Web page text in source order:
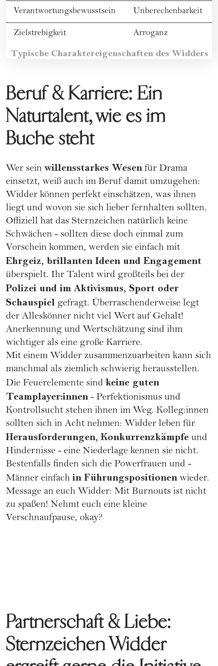
Verantwortungsbewusstsein Unberechenbarkeit
Zielstrebigkeit Arroganz
Typische Charaktereigenschaften des Widders
Beruf & Karriere: Ein
Naturtalent, wie es im
Buche steht
Wer sein willensstarkes Wesen für Drama
einsetzt, weiß auch im Beruf damit umzugehen:
Widder können perfekt einschätzen, was ihnen
liegt und wovon sie sich lieber fernhalten sollten.
Offiziell hat das Sternzeichen natürlich keine
Schwächen - sollten diese doch einmal zum
Vorschein kommen, werden sie einfach mit
Ehrgeiz, brillanten Ideen und Engagement
überspielt. Ihr Talent wird großteils bei der
Polizei und im Aktivismus, Sport oder
Schauspiel gefragt. Überraschenderweise legt
der Alleskönner nicht viel Wert auf Gehalt!
Anerkennung und Wertschätzung sind ihm
wichtiger als eine große Karriere.
Mit einem Widder zusammenzuarbeiten kann sich
manchmal als ziemlich schwierig herausstellen.
Die Feuerelemente sind keine guten
Teamplayer:innen - Perfektionismus und
Kontrollsucht stehen ihnen im Weg. Kolleg:innen
sollten sich in Acht nehmen: Widder leben für
Herausforderungen, Konkurrenzkämpfe und
Hindernisse - eine Niederlage kennen sie nicht.
Bestenfalls finden sich die Powerfrauen und -
Männer einfach in Führungspositionen wieder.
Message an euch Widder: Mit Burnouts ist nicht
zu spaßen! Nehmt euch eine kleine
Verschnaufpause, okay?
Partnerschaft & Liebe:
Sternzeichen Widder